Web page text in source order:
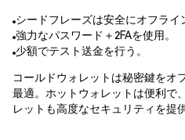
シードフレーズは安全にオフライ
強力なパスワード＋2FAを使用。
少額でテスト送金を行う。
コールドウォレットは秘密鍵をオ
最適。ホットウォレットは便利で
レットも高度なセキュリティを提